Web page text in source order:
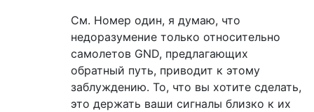
См. Номер один, я думаю, что
недоразумение только относительно
самолетов GND, предлагающих
обратный путь, приводит к этому
заблуждению. То, что вы хотите сделать,
это держать ваши сигналы близко к их